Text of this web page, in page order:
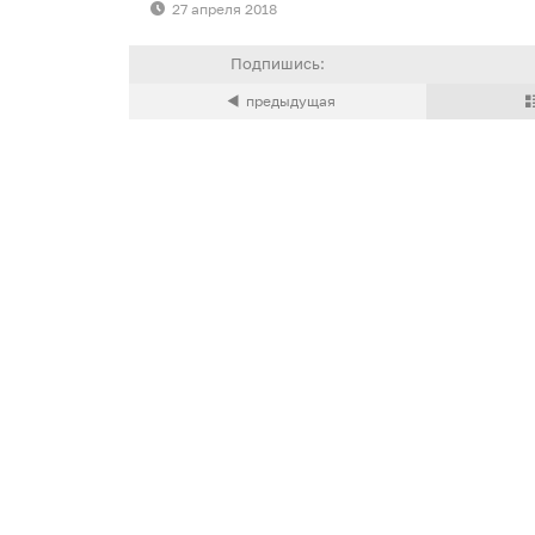
27 апреля 2018